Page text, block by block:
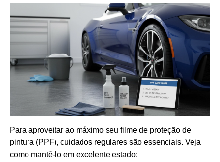
Para aproveitar ao máximo seu filme de proteção de
pintura (PPF), cuidados regulares são essenciais. Veja
como mantê-lo em excelente estado: